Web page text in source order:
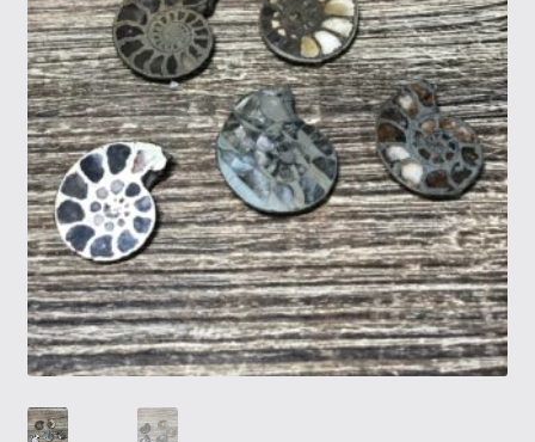
Tietosuojaseloste
Tuotteet
Yritysinfo